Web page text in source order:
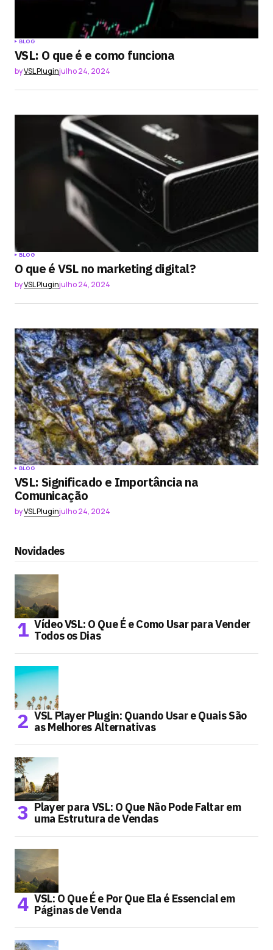
BLOG
VSL: O que é e como funciona
byVSL Pluginjulho 24, 2024
BLOG
O que é VSL no marketing digital?
byVSL Pluginjulho 24, 2024
BLOG
VSL: Significado e Importância na
Comunicação
byVSL Pluginjulho 24, 2024
Novidades
Vídeo VSL: O Que É e Como Usar para Vender
Todos os Dias
VSL Player Plugin: Quando Usar e Quais São
as Melhores Alternativas
Player para VSL: O Que Não Pode Faltar em
uma Estrutura de Vendas
VSL: O Que É e Por Que Ela é Essencial em
Páginas de Venda